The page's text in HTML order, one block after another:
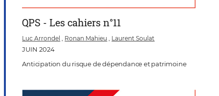
QPS - Les cahiers n°11
Luc Arrondel , Ronan Mahieu , Laurent Soulat
JUIN 2024
Anticipation du risque de dépendance et patrimoine